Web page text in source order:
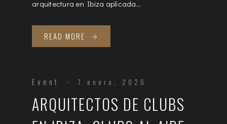
arquitectura en Ibiza aplicada...
READ MORE
Event 7 enero, 2026
ARQUITECTOS DE CLUBS